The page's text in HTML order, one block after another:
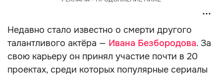
Недавно стало известно о смерти другого
талантливого актёра — Ивана Безбородова. За
свою карьеру он принял участие почти в 20
проектах, среди которых популярные сериалы